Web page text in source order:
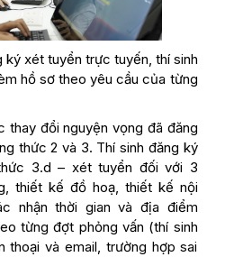
ký xét tuyển trực tuyến, thí sinh
hồ sơ theo yêu cầu của từng
thay đổi nguyện vọng đã đăng
thức 2 và 3. Thí sinh đăng ký
3.d – xét tuyển đối với 3
thiết kế đồ hoạ, thiết kế nội
nhận thời gian và địa điểm
từng đợt phỏng vấn (thí sinh
thoại và email, trường hợp sai